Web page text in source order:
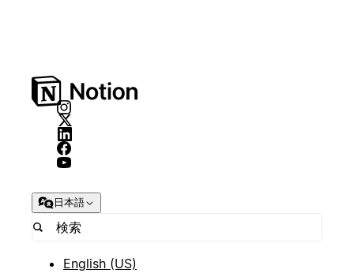
日本語
English (US)